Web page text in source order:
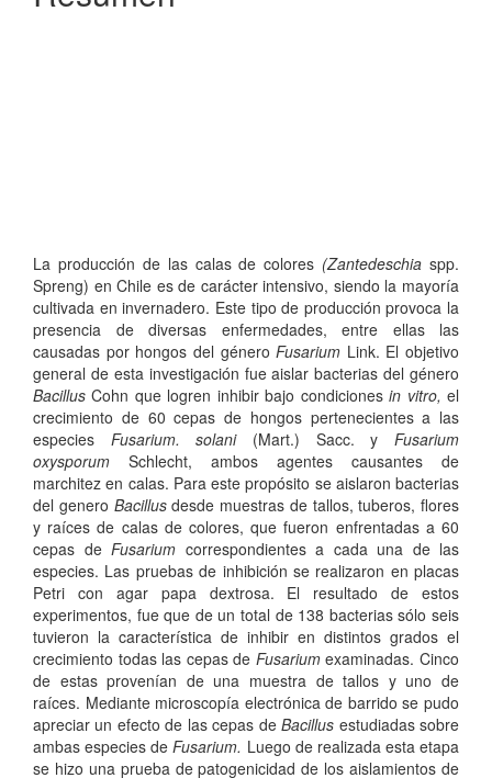
La producción de las calas de colores (Zantedeschia spp.
Spreng) en Chile es de carácter intensivo, siendo la mayoría
cultivada en invernadero. Este tipo de producción provoca la
presencia de diversas enfermedades, entre ellas las
causadas por hongos del géneroFusarium Link. El objetivo
general de esta investigación fue aislar bacterias del género
BacillusCohn que logren inhibir bajo condicionesin vitro,el
crecimiento de 60 cepas de hongos pertenecientes a las
especies Fusarium. solani (Mart.) Sacc. yFusarium
oxysporum Schlecht, ambos agentes causantes de
marchitez en calas. Para este propósito se aislaron bacterias
del genero Bacillusdesde muestras de tallos, tuberos, flores
y raíces de calas de colores, que fueron enfrentadas a 60
cepas de Fusarium correspondientes a cada una de las
especies. Las pruebas de inhibición se realizaron en placas
Petri con agar papa dextrosa. El resultado de estos
experimentos, fue que de un total de 138 bacterias sólo seis
tuvieron la característica de inhibir en distintos grados el
crecimiento todas las cepas de Fusariumexaminadas. Cinco
de estas provenían de una muestra de tallos y uno de
raíces. Mediante microscopía electrónica de barrido se pudo
apreciar un efecto de las cepas deBacillus estudiadas sobre
ambas especies deFusarium. Luego de realizada esta etapa
se hizo una prueba de patogenicidad de los aislamientos de